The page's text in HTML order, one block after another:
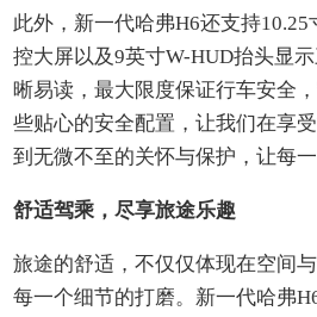
此外，新一代哈弗H6还支持10.25
控大屏以及9英寸W-HUD抬头显
晰易读，最大限度保证行车安全
些贴心的安全配置，让我们在享
到无微不至的关怀与保护，让每
舒适驾乘，尽享旅途乐趣
旅途的舒适，不仅仅体现在空间
每一个细节的打磨。新一代哈弗